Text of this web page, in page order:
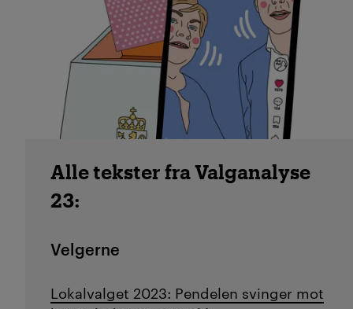
Alle tekster fra Valganalyse
23:
Velgerne
Lokalvalget 2023: Pendelen svinger mot